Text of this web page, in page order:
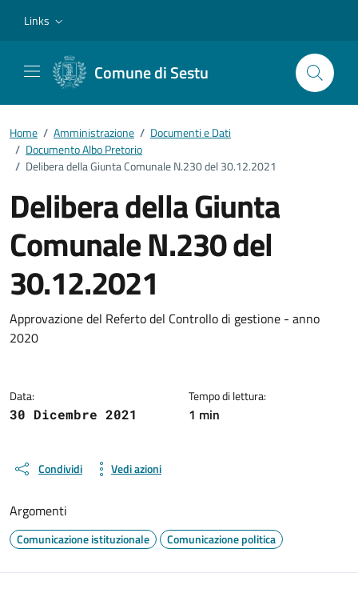
Links
Comune di Sestu
Home / Amministrazione / Documenti e Dati
/ Documento Albo Pretorio
/ Delibera della Giunta Comunale N.230 del 30.12.2021
Delibera della Giunta
Comunale N.230 del
30.12.2021
Dettagli del documento
Approvazione del Referto del Controllo di gestione - anno
2020
Data:
30 Dicembre 2021
Tempo di lettura:
1 min
Condividi Vedi azioni
Argomenti
Comunicazione istituzionale Comunicazione politica